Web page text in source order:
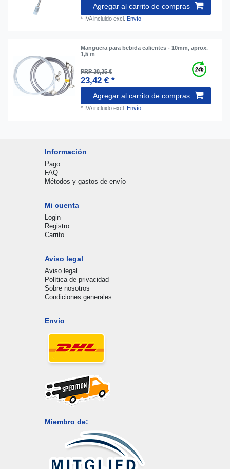
Agregar al carrito de compras
* IVA incluido excl. Envío
Manguera para bebida calientes - 10mm, aprox.
1,5 m
PRP 38,35 €
23,42 € *
Agregar al carrito de compras
* IVA incluido excl. Envío
Información
Pago
FAQ
Métodos y gastos de envío
Mi cuenta
Login
Registro
Carrito
Aviso legal
Aviso legal
Política de privacidad
Sobre nosotros
Condiciones generales
Envío
Miembro de: